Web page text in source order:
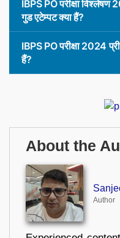
IBPS PO परीक्षा
गुड एटेम्पट क्या हैं?
IBPS PO परीक्षा 2024
हैं?
About the
Author